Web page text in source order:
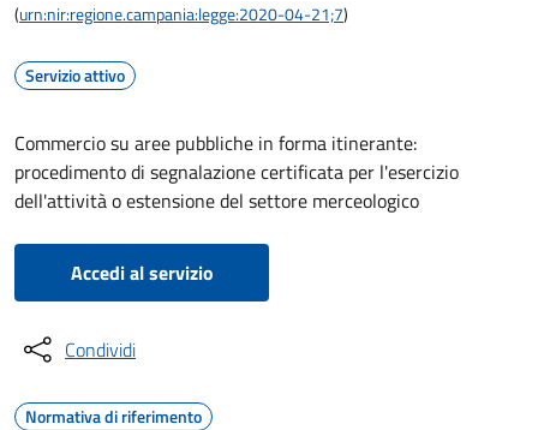
(urn:nir:regione.campania:legge:2020-04-21;7)
Servizio attivo
Commercio su aree pubbliche in forma itinerante:
procedimento di segnalazione certificata per l'esercizio
dell'attività o estensione del settore merceologico
Accedi al servizio
Condividi
Normativa di riferimento